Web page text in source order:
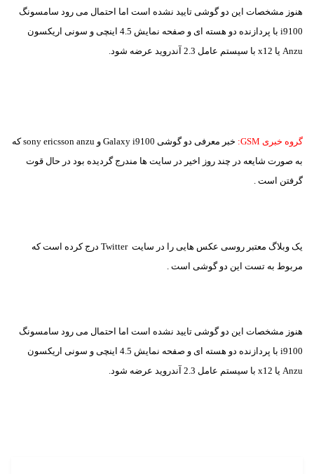
هنوز مشخصات این دو گوشی تایید نشده است اما احتمال می رود سامسونگ
i9100 با پردازنده دو هسته ای و صفحه نمایش 4.5 اینچی و سونی اریکسون
Anzu یا x12 با سیستم عامل 2.3 آندروید عرضه شود.
گروه خبری GSM: خبر معرفی دو گوشی i9100
Galaxy و sony ericsson anzuکه
به صورت شایعه در چند روز اخیر در سایت ها مندرج گردیده بود در حال قوت
گرفتن است .
یک وبلاگ معتبر روسی عکس هایی را در سایت Twitter درج کرده است که
مربوط به تست این دو گوشی است .
هنوز مشخصات این دو گوشی تایید نشده است اما احتمال می رود سامسونگ
i9100 با پردازنده دو هسته ای و صفحه نمایش 4.5 اینچی و سونی اریکسون
Anzu یا x12 با سیستم عامل 2.3 آندروید عرضه شود.